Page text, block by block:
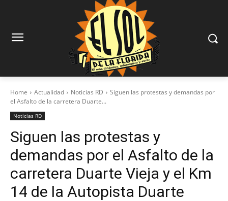
Home Actualidad Noticias RD
Siguen las protestas y demandas por
el Asfalto de la carretera Duarte...
Noticias RD
Siguen las protestas y
demandas por el Asfalto de la
carretera Duarte Vieja y el Km
14 de la Autopista Duarte